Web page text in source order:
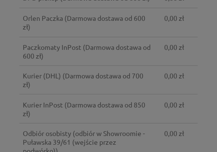
Orlen Paczka (Darmowa dostawa od 600
zł)
0,00 zł
Paczkomaty InPost (Darmowa dostawa od
600 zł)
0,00 zł
Kurier (DHL) (Darmowa dostawa od 700
zł)
0,00 zł
Kurier InPost (Darmowa dostawa od 850
zł)
0,00 zł
Odbiór osobisty (odbiór w Showroomie -
Puławska 39/61 (wejście przez
0,00 zł